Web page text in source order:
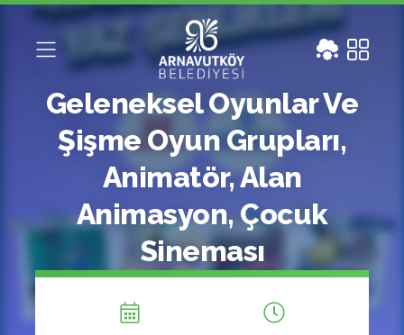
Geleneksel Oyunlar Ve
Şişme Oyun Grupları,
Animatör, Alan
Animasyon, Çocuk
Sineması